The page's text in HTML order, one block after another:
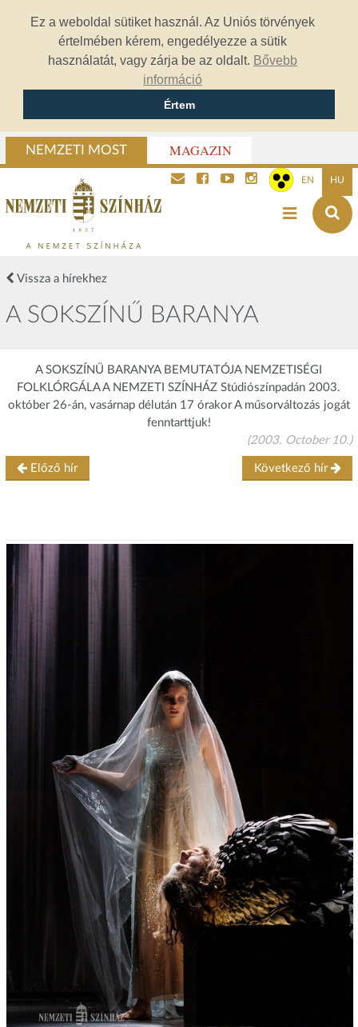
Ez a weboldal sütiket használ. Az Uniós törvények
értelmében kérem, engedélyezze a sütik
használatát, vagy zárja be az oldalt. Bővebb
információ
Értem
NEMZETI MOST MAGAZIN
EN HU
Vissza a hírekhez
A SOKSZÍNŰ BARANYA
A SOKSZÍNŰ BARANYA BEMUTATÓJA NEMZETISÉGI
FOLKLÓRGÁLAA NEMZETI SZÍNHÁZ Stúdiószínpadán 2003.
október 26-án, vasárnap délután 17 órakor A műsorváltozás jogát
fenntarttjuk!
(2003. October 10.)
Előző hír Következő hír